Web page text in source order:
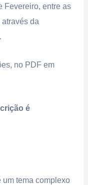
Fevereiro, entre as
da
.
no PDF em
é
tema complexo